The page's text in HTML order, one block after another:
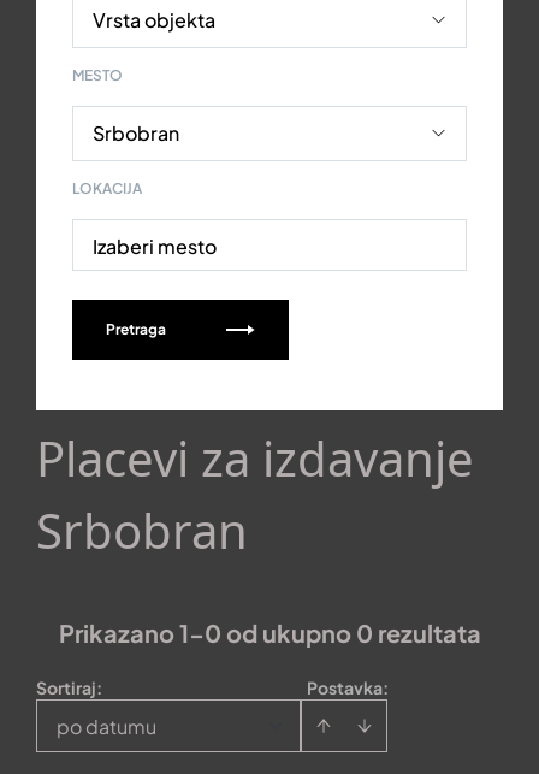
MESTO
LOKACIJA
Izaberi mesto
Pretraga
Placevi za izdavanje
Srbobran
Prikazano 1-0 od ukupno 0 rezultata
Postavka:
Sortiraj:
po datumu